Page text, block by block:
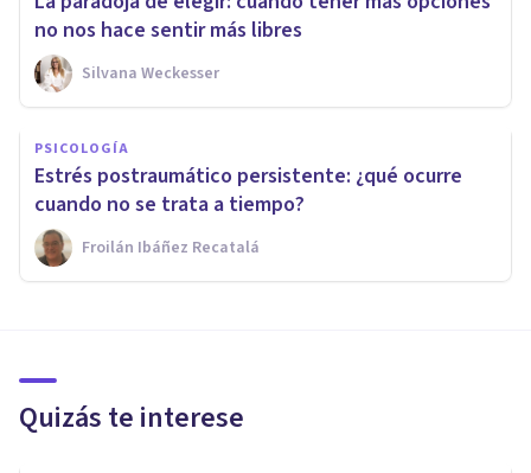
no nos hace sentir más libres
Silvana Weckesser
PSICOLOGÍA
Estrés postraumático persistente: ¿qué ocurre
cuando no se trata a tiempo?
Froilán Ibáñez Recatalá
Quizás te interese